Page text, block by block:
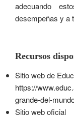
adecuando
desempeñas y a
Recursos
Sitio web de
https://
grande-del-
Sitio web oficial